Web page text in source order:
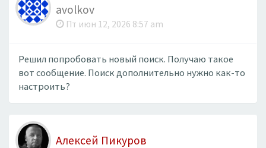
avolkov
Пт июн 12, 2026 8:57 am
Решил попробовать новый поиск. Получаю такое
вот сообщение. Поиск дополнительно нужно как-то
настроить?
Алексей Пикуров